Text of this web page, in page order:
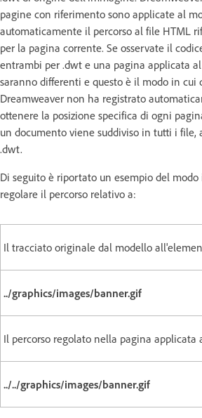
pagine con riferimento sono applicate al
automaticamente il percorso al file HTML
per la pagina corrente. Se osservate il
entrambi per .dwt e una pagina applicata
saranno differenti e questo è il modo in cui
Dreamweaver non ha registrato
ottenere la posizione specifica di ogni
un documento viene suddiviso in tutti i file,
.dwt.
Di seguito è riportato un esempio del
regolare il percorso relativo a:
Il tracciato originale dal modello
../graphics/images/banner.gif
Il percorso regolato nella pagina applicata
../../graphics/images/banner.gif